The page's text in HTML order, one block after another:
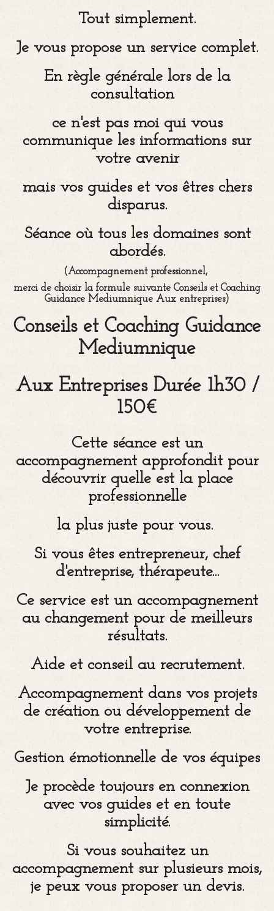
Tout simplement.
Je vous propose un service complet.
En règle générale lors de la
consultation
ce n'est pas moi qui vous
communique les informations sur
votre avenir
mais vos guides et vos êtres chers
disparus.
Séance où tous les domaines sont
abordés.
(Accompagnement professionnel,
merci de choisir la formule suivante Conseils et Coaching
Guidance Mediumnique Aux entreprises)
Conseils et Coaching Guidance
Mediumnique
Aux Entreprises Durée 1h30 /
150€
Cette séance est un
accompagnement approfondit pour
découvrir quelle est la place
professionnelle
la plus juste pour vous.
Si vous êtes entrepreneur, chef
d'entreprise, thérapeute...
Ce service est un accompagnement
au changement pour de meilleurs
résultats.
Aide et conseil au recrutement.
Accompagnement dans vos projets
de création ou développement de
votre entreprise.
Gestion émotionnelle de vos équipes
Je procède toujours en connexion
avec vos guides et en toute
simplicité.
Si vous souhaitez un
accompagnement sur plusieurs mois,
je peux vous proposer un devis.